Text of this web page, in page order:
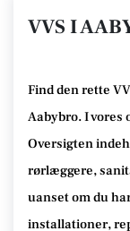
VVS I
Find den rette
Aabybro. I vores
Oversigten
rørlæggere,
uanset om du
installationer,